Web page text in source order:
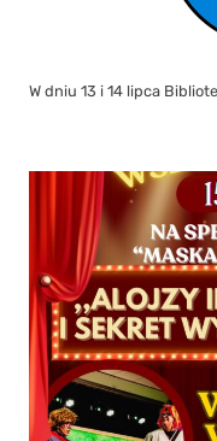
W dniu 13 i 14 lipca